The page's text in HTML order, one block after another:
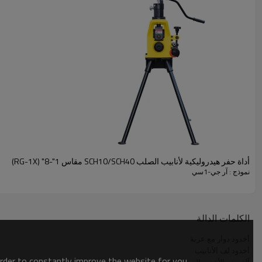
تُستخدم آلة الحفر الهيدروليكية الكهربائية RG-1C لعمل الأخاديد على الأنابيب الفولاذية SCH10/SCH40 مقاس 1"-8" (DN25~DN200) والفولاذ المقاوم للصدأ
مناسب لمجموعة متنوعة من المهام اليومية التي تتضمن أنابيب الحماية من
نظام تخفيض التروس عالي الأداء المدمج في المحرك
مزيج فريد من مضخة التغذية الهيدروليكية
أداة حفر هيدروليكية لأنابيب الصلب SCH10/SCH40 مقاس 1"-8" (RG-1X)
نموذج : آر جي-1سي
الكلمات الدالة